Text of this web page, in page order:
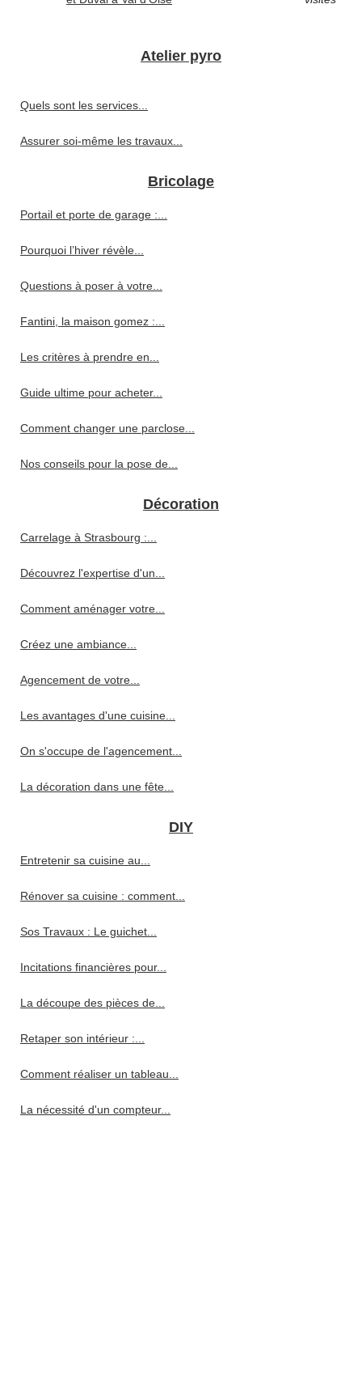
Atelier pyro
Quels sont les services...
Assurer soi-même les travaux...
Bricolage
Portail et porte de garage :...
Pourquoi l’hiver révèle...
Questions à poser à votre...
Fantini, la maison gomez :...
Les critères à prendre en...
Guide ultime pour acheter...
Comment changer une parclose...
Nos conseils pour la pose de...
Décoration
Carrelage à Strasbourg :...
Découvrez l'expertise d'un...
Comment aménager votre...
Créez une ambiance...
Agencement de votre...
Les avantages d'une cuisine...
On s'occupe de l'agencement...
La décoration dans une fête...
DIY
Entretenir sa cuisine au...
Rénover sa cuisine : comment...
Sos Travaux : Le guichet...
Incitations financières pour...
La découpe des pièces de...
Retaper son intérieur :...
Comment réaliser un tableau...
La nécessité d'un compteur...